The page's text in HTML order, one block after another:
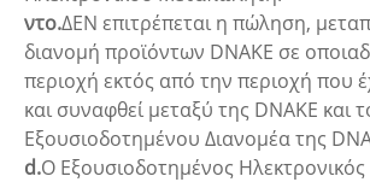
ντο.ΔΕΝ επιτρέπεται η πώληση,
διανομή προϊόντων DNAKE σε
περιοχή εκτός από την περιοχή που
και συναφθεί μεταξύ της DNAKE και
Εξουσιοδοτημένου Διανομέα της
d.Ο Εξουσιοδοτημένος